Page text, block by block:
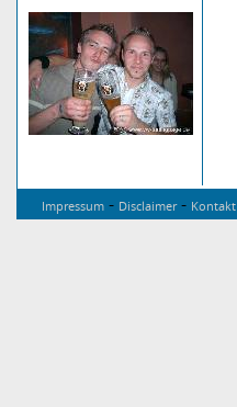
Impressum - Disclaimer- Kontakt